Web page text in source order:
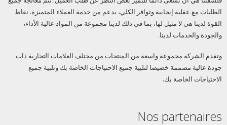
الطلبات مع عقلية إيجابية وتوافر الكلي، بدعم من خدمة العملاء المتميزة. نقاط
القوة لدينا هي لا مثيل لها، بما في ذلك لدينا مجموعة من المواد عالية الأداء،
والجودة والخدمات لدينا.
وتقدم الشركة مجموعة واسعة من المنتجات من مختلف العلامات التجارية ذات
جودة عالية مصممة خصيصا لتلبية جميع الاحتياجات الخاصة بك وتلبية جميع
الاحتياجات الخاصة بك.
Nos partenaires